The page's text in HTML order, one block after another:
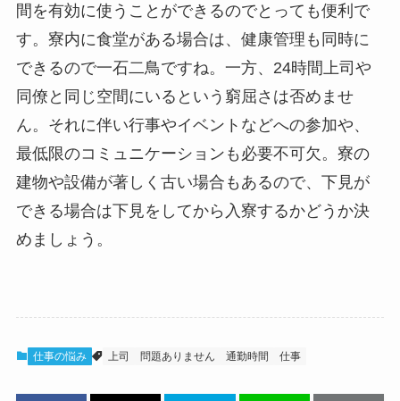
間を有効に使うことができるのでとっても便利で
す。寮内に食堂がある場合は、健康管理も同時に
できるので一石二鳥ですね。一方、24時間上司や
同僚と同じ空間にいるという窮屈さは否めませ
ん。それに伴い行事やイベントなどへの参加や、
最低限のコミュニケーションも必要不可欠。寮の
建物や設備が著しく古い場合もあるので、下見が
できる場合は下見をしてから入寮するかどうか決
めましょう。
仕事の悩み 上司 問題ありません 通勤時間 仕事